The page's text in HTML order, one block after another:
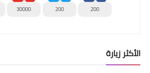
200
200
30000
الأكثر زيارة